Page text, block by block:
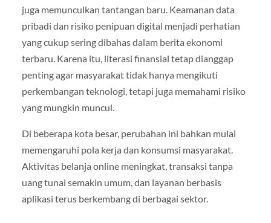
juga memunculkan tantangan baru. Keamanan data
pribadi dan risiko penipuan digital menjadi perhatian
yang cukup sering dibahas dalam berita ekonomi
terbaru. Karena itu, literasi finansial tetap dianggap
penting agar masyarakat tidak hanya mengikuti
perkembangan teknologi, tetapi juga memahami risiko
yang mungkin muncul.
Di beberapa kota besar, perubahan ini bahkan mulai
memengaruhi pola kerja dan konsumsi masyarakat.
Aktivitas belanja online meningkat, transaksi tanpa
uang tunai semakin umum, dan layanan berbasis
aplikasi terus berkembang di berbagai sektor.